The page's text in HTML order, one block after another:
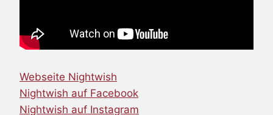
Webseite Nightwish
Nightwish auf Facebook
Nightwish auf Instagram